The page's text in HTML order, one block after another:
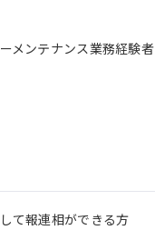
メンテナンス業務経験者
て報連相ができる方